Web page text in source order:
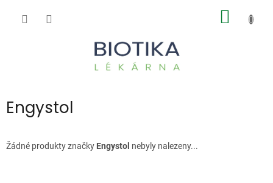
Engystol
Žádné produkty značky Engystol nebyly nalezeny...